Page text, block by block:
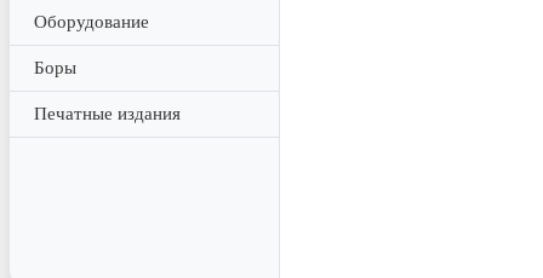
Оборудование
Боры
Печатные издания